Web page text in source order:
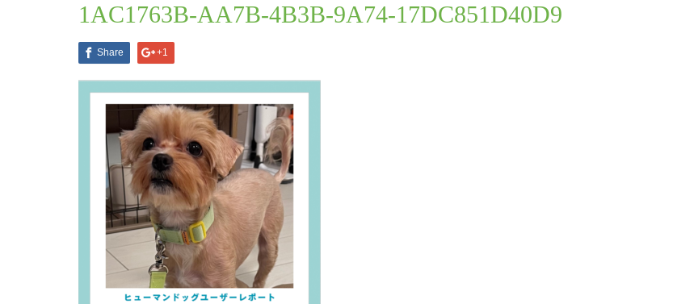
1AC1763B-AA7B-4B3B-9A74-17DC851D40D9
Share +1